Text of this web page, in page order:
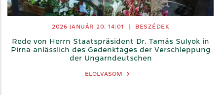
2026 JANUÁR 20. 14:01 BESZÉDEK
Rede von Herrn Staatspräsident Dr. Tamás Sulyok in
Pirna anlässlich des Gedenktages der Verschleppung
der Ungarndeutschen
ELOLVASOM